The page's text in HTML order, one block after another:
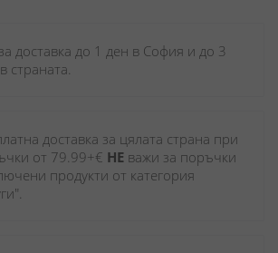
доставка до 1 ден в София и до 3
страната.
доставка за цялата страна при
от 79.99+€ НЕ важи за поръчки
продукти от категория